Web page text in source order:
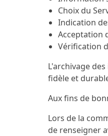
Choix du
Indication
Acceptation
Vérification
L'archivage
fidèle et
Aux fins de
Lors de la
de renseigner